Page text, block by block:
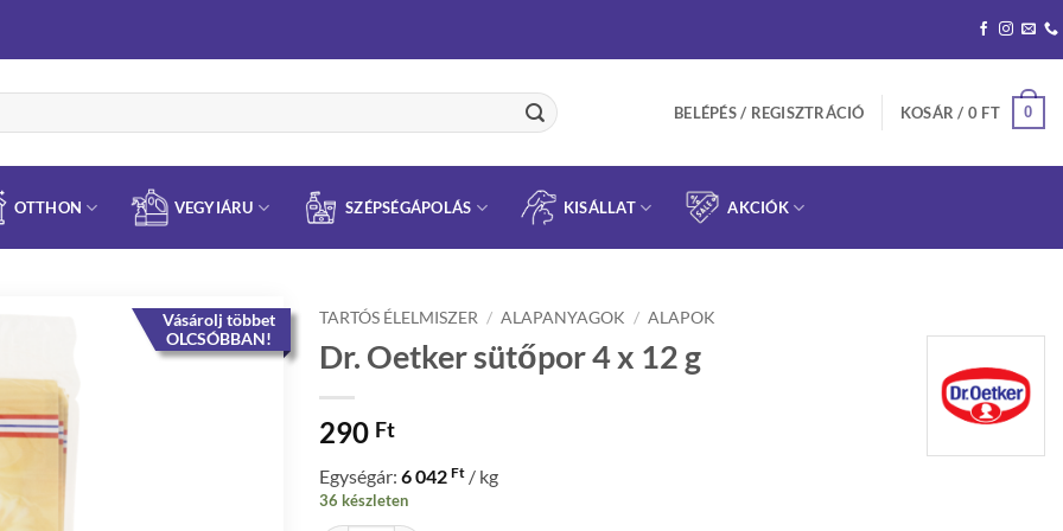
BELÉPÉS / REGISZTRÁCIÓ KOSÁR / 0 FT 0
OTTHON VEGYIÁRU SZÉPSÉGÁPOLÁS KISÁLLAT AKCIÓK
Vásárolj többet
OLCSÓBBAN!
TARTÓS ÉLELMISZER / ALAPANYAGOK / ALAPOK
Dr. Oetker sütőpor 4 x 12 g
290 Ft
Egységár: 6 042 Ft / kg
36 készleten